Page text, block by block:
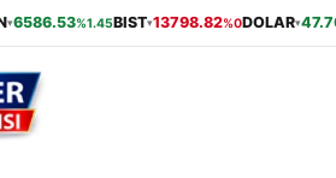
▾6586.53%1.45BIST▾13798.82%0DOLAR▾